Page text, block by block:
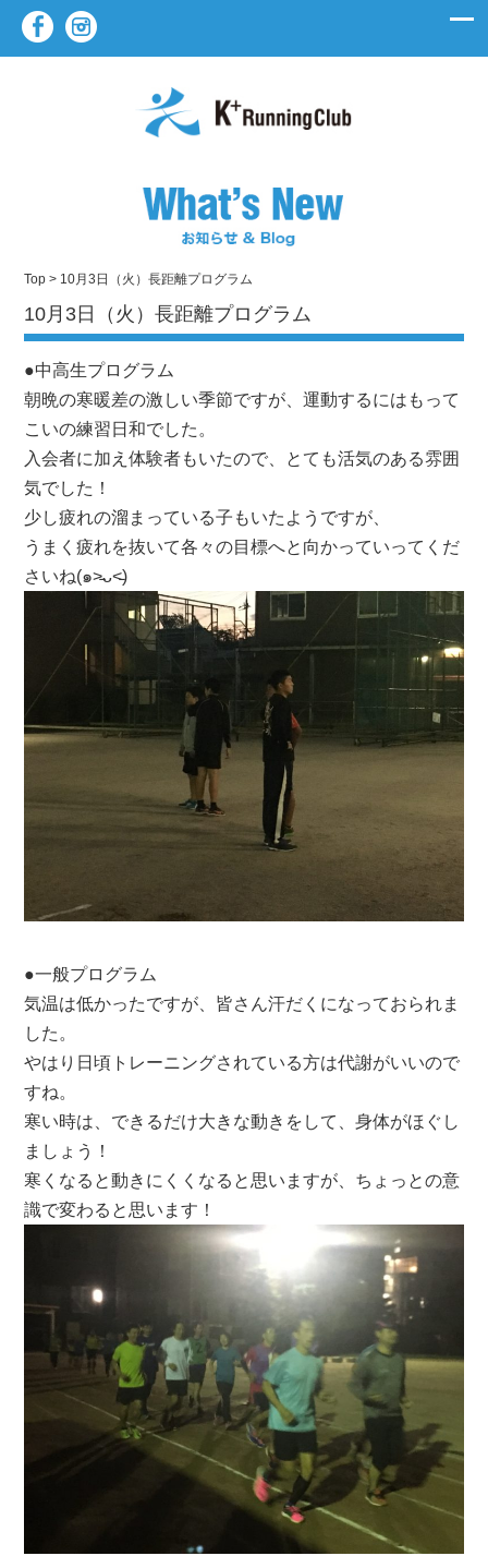
Top > 10月3日（火）長距離プログラム
10月3日（火）長距離プログラム
●中高生プログラム
朝晩の寒暖差の激しい季節ですが、運動するにはもって
こいの練習日和でした。
入会者に加え体験者もいたので、とても活気のある雰囲
気でした！
少し疲れの溜まっている子もいたようですが、
うまく疲れを抜いて各々の目標へと向かっていってくだ
さいね(๑˃̵ᴗ˂̵)
●一般プログラム
気温は低かったですが、皆さん汗だくになっておられま
した。
やはり日頃トレーニングされている方は代謝がいいので
すね。
寒い時は、できるだけ大きな動きをして、身体がほぐし
ましょう！
寒くなると動きにくくなると思いますが、ちょっとの意
識で変わると思います！